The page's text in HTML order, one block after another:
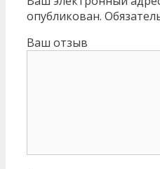
опубликован.
Ваш отзыв